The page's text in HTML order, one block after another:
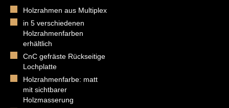
Holzrahmen aus Multiplex
in 5 verschiedenen
Holzrahmenfarben
erhältlich
CnC gefräste Rückseitige
Lochplatte
Holzrahmenfarbe: matt
mit sichtbarer
Holzmasserung